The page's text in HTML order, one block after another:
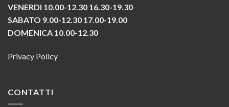
VENERDI 10.00-12.30 16.30-19.30
SABATO 9.00-12.30 17.00-19.00
DOMENICA 10.00-12.30
Privacy Policy
CONTATTI